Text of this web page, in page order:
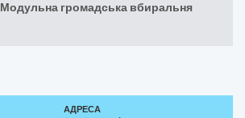
Модульна громадська вбиральня
АДРЕСА